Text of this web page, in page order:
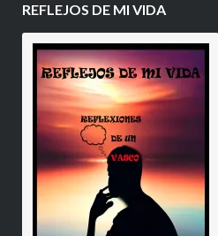
REFLEJOS DE MI VIDA